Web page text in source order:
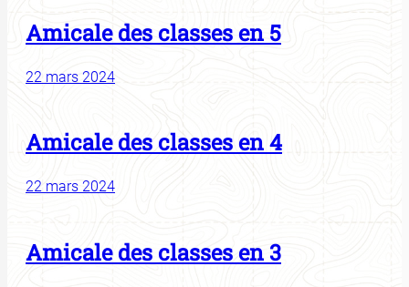
Amicale des classes en 5
22 mars 2024
Amicale des classes en 4
22 mars 2024
Amicale des classes en 3